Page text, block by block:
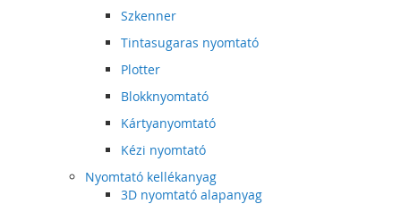
Szkenner
Tintasugaras nyomtató
Plotter
Blokknyomtató
Kártyanyomtató
Kézi nyomtató
Nyomtató kellékanyag
3D nyomtató alapanyag